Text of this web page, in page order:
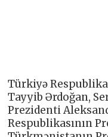
Türkiyə
Tayyib Ərdoğan,
Prezidenti
Respublikasının